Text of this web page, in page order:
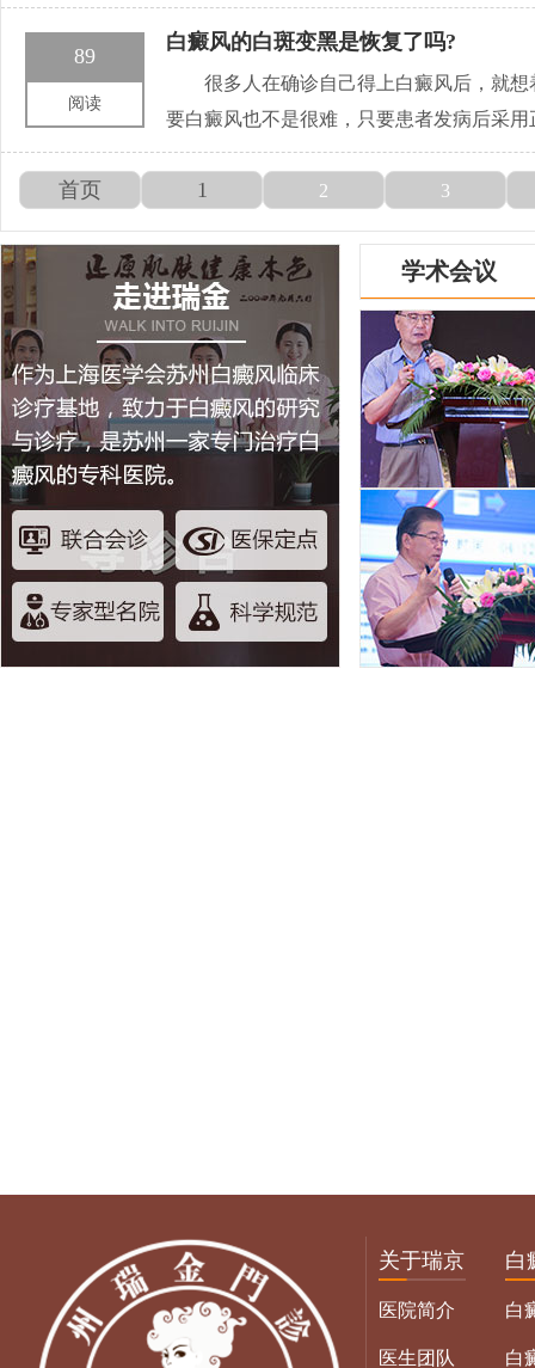
89
阅读
白癜风的白斑变黑是恢复了吗?
很多人在确诊自己得上白癜风后，就
要白癜风也不是很难，只要患者发病后采
首页 1 2 3
学术会议
关于瑞京
医院简介
医生团队
白
白
白